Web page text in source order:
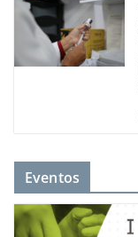
Eventos